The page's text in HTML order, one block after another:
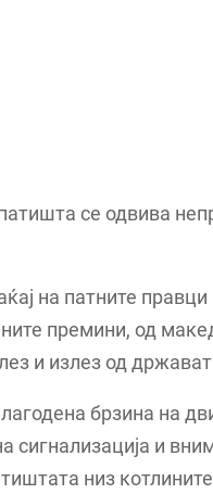
се одвива
на патните правци
премини, од
и излез од
брзина на
сигнализација и
низ